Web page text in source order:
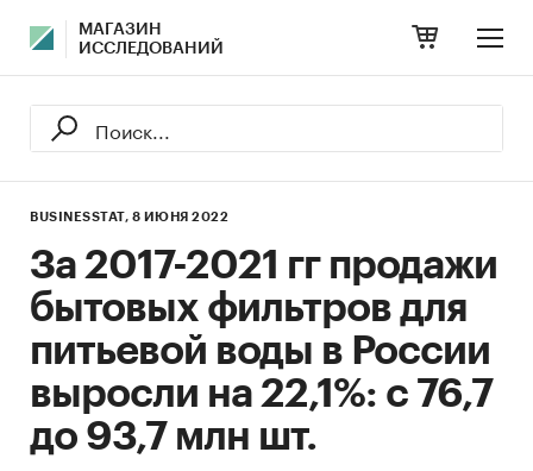
МАГАЗИН
ИССЛЕДОВАНИЙ
BUSINESSTAT, 8 ИЮНЯ 2022
За 2017-2021 гг продажи
бытовых фильтров для
питьевой воды в России
выросли на 22,1%: с 76,7
до 93,7 млн шт.